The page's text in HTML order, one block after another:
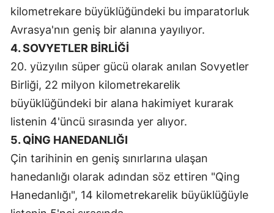
Kırıkkale
Batman
Ardahan
Yalova
Karabük
kilometrekare büyüklüğündeki bu imparatorluk
Avrasya'nın geniş bir alanına yayılıyor.
4. SOVYETLER BİRLİĞİ
20. yüzyılın süper gücü olarak anılan Sovyetler
Birliği, 22 milyon kilometrekarelik
büyüklüğündeki bir alana hakimiyet kurarak
listenin 4'üncü sırasında yer alıyor.
5. QİNG HANEDANLIĞI
Çin tarihinin en geniş sınırlarına ulaşan
hanedanlığı olarak adından söz ettiren "Qing
Hanedanlığı", 14 kilometrekarelik büyüklüğüyle